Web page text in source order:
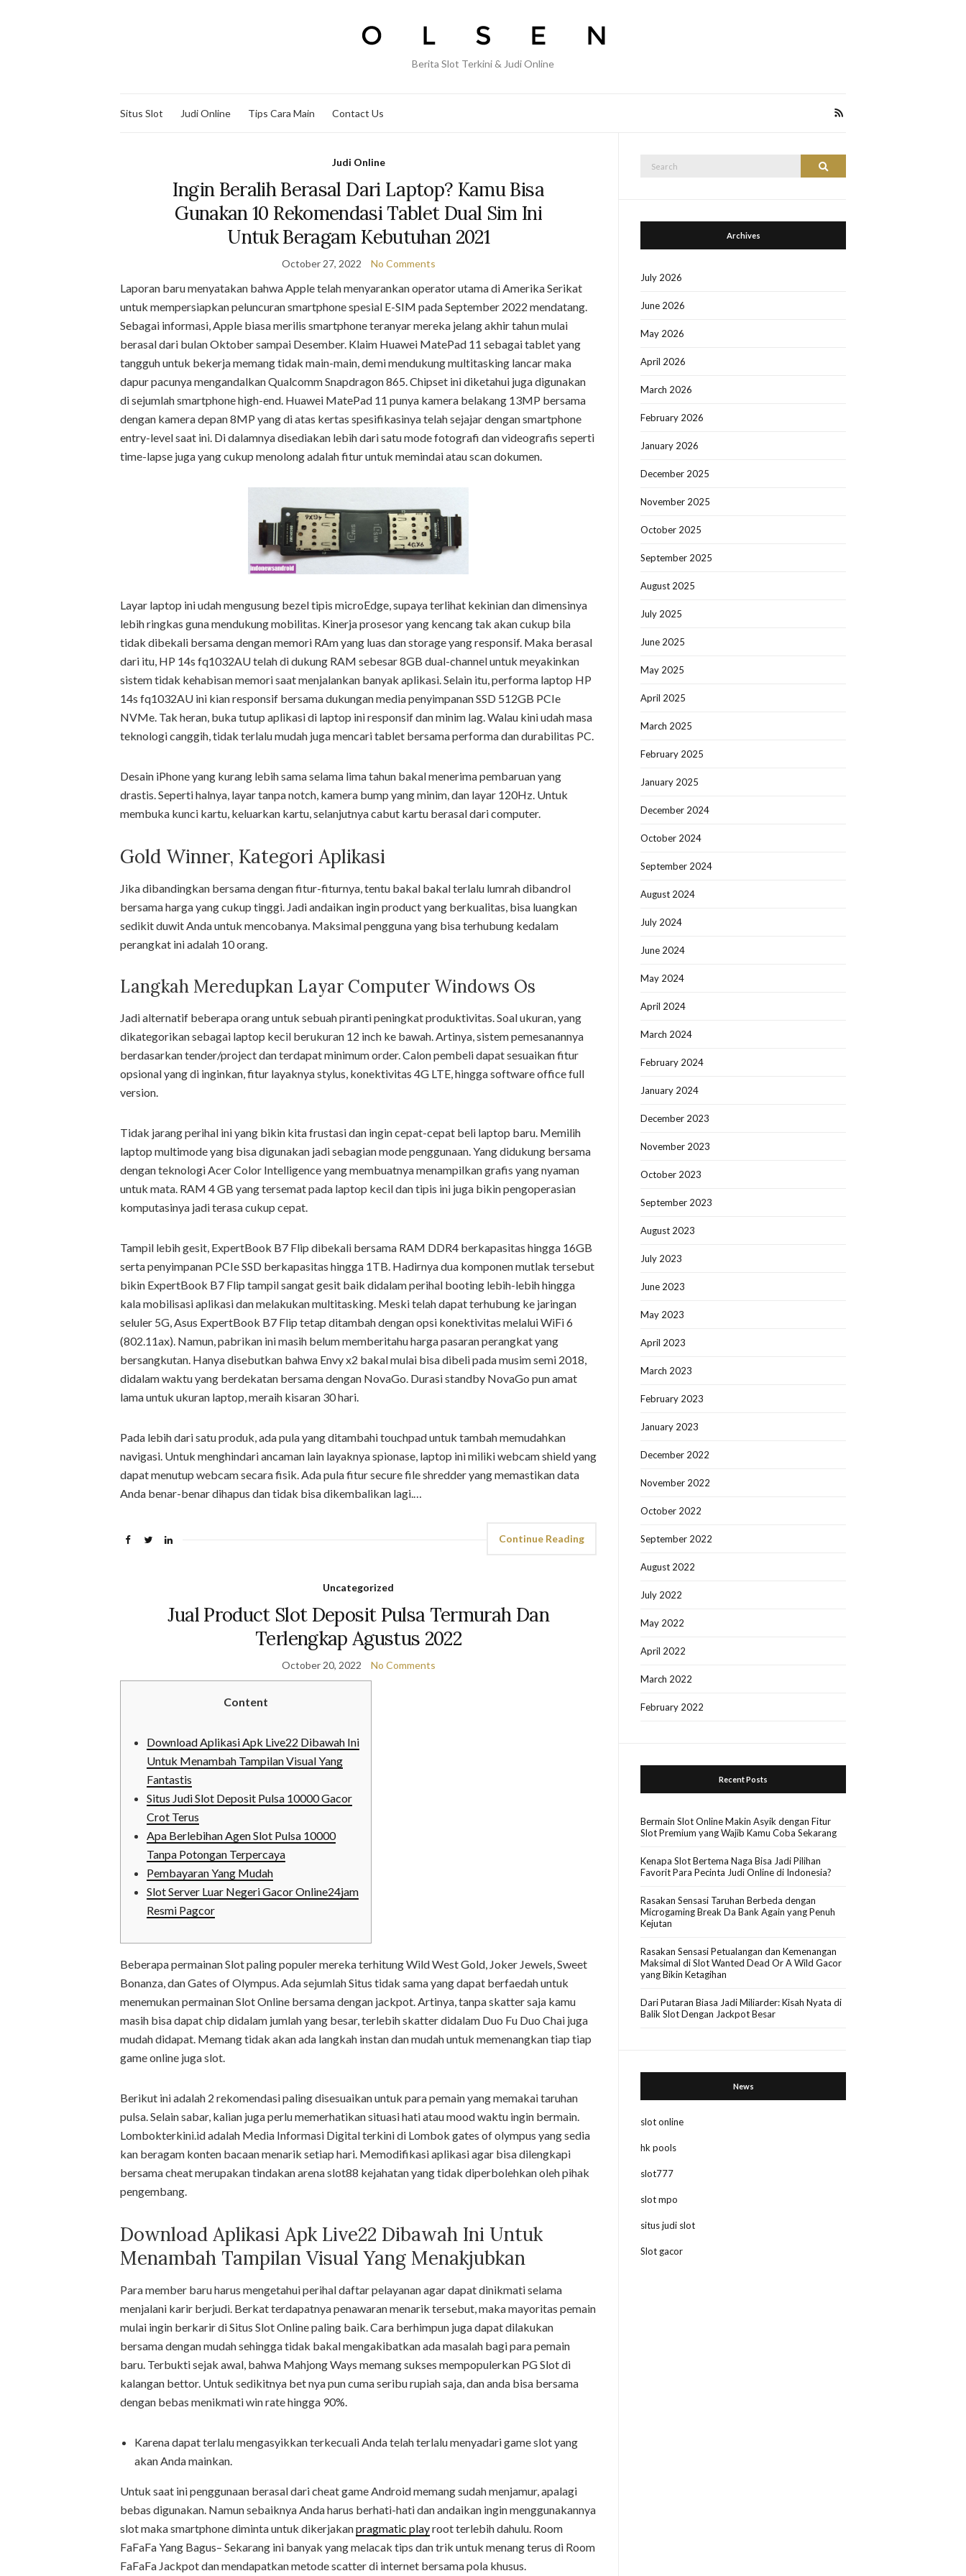
Berita Slot Terkini & Judi Online
Situs Slot Judi Online Tips Cara Main Contact Us
Judi Online
Ingin Beralih Berasal Dari Laptop? Kamu Bisa
Gunakan 10 Rekomendasi Tablet Dual Sim Ini
Untuk Beragam Kebutuhan 2021
October 27, 2022 No Comments
Laporan baru menyatakan bahwa Apple telah menyarankan operator utama di Amerika Serikat
untuk mempersiapkan peluncuran smartphone spesial E-SIM pada September 2022 mendatang.
Sebagai informasi, Apple biasa merilis smartphone teranyar mereka jelang akhir tahun mulai
berasal dari bulan Oktober sampai Desember. Klaim Huawei MatePad 11 sebagai tablet yang
tangguh untuk bekerja memang tidak main-main, demi mendukung multitasking lancar maka
dapur pacunya mengandalkan Qualcomm Snapdragon 865. Chipset ini diketahui juga digunakan
di sejumlah smartphone high-end. Huawei MatePad 11 punya kamera belakang 13MP bersama
dengan kamera depan 8MP yang di atas kertas spesifikasinya telah sejajar dengan smartphone
entry-level saat ini. Di dalamnya disediakan lebih dari satu mode fotografi dan videografis seperti
time-lapse juga yang cukup menolong adalah fitur untuk memindai atau scan dokumen.
Layar laptop ini udah mengusung bezel tipis microEdge, supaya terlihat kekinian dan dimensinya
lebih ringkas guna mendukung mobilitas. Kinerja prosesor yang kencang tak akan cukup bila
tidak dibekali bersama dengan memori RAm yang luas dan storage yang responsif. Maka berasal
dari itu, HP 14s fq1032AU telah di dukung RAM sebesar 8GB dual-channel untuk meyakinkan
sistem tidak kehabisan memori saat menjalankan banyak aplikasi. Selain itu, performa laptop HP
14s fq1032AU ini kian responsif bersama dukungan media penyimpanan SSD 512GB PCIe
NVMe. Tak heran, buka tutup aplikasi di laptop ini responsif dan minim lag. Walau kini udah masa
teknologi canggih, tidak terlalu mudah juga mencari tablet bersama performa dan durabilitas PC.
Desain iPhone yang kurang lebih sama selama lima tahun bakal menerima pembaruan yang
drastis. Seperti halnya, layar tanpa notch, kamera bump yang minim, dan layar 120Hz. Untuk
membuka kunci kartu, keluarkan kartu, selanjutnya cabut kartu berasal dari computer.
Gold Winner, Kategori Aplikasi
Jika dibandingkan bersama dengan fitur-fiturnya, tentu bakal bakal terlalu lumrah dibandrol
bersama harga yang cukup tinggi. Jadi andaikan ingin product yang berkualitas, bisa luangkan
sedikit duwit Anda untuk mencobanya. Maksimal pengguna yang bisa terhubung kedalam
perangkat ini adalah 10 orang.
Langkah Meredupkan Layar Computer Windows Os
Jadi alternatif beberapa orang untuk sebuah piranti peningkat produktivitas. Soal ukuran, yang
dikategorikan sebagai laptop kecil berukuran 12 inch ke bawah. Artinya, sistem pemesanannya
berdasarkan tender/project dan terdapat minimum order. Calon pembeli dapat sesuaikan fitur
opsional yang di inginkan, fitur layaknya stylus, konektivitas 4G LTE, hingga software office full
version.
Tidak jarang perihal ini yang bikin kita frustasi dan ingin cepat-cepat beli laptop baru. Memilih
laptop multimode yang bisa digunakan jadi sebagian mode penggunaan. Yang didukung bersama
dengan teknologi Acer Color Intelligence yang membuatnya menampilkan grafis yang nyaman
untuk mata. RAM 4 GB yang tersemat pada laptop kecil dan tipis ini juga bikin pengoperasian
komputasinya jadi terasa cukup cepat.
Tampil lebih gesit, ExpertBook B7 Flip dibekali bersama RAM DDR4 berkapasitas hingga 16GB
serta penyimpanan PCIe SSD berkapasitas hingga 1TB. Hadirnya dua komponen mutlak tersebut
bikin ExpertBook B7 Flip tampil sangat gesit baik didalam perihal booting lebih-lebih hingga
kala mobilisasi aplikasi dan melakukan multitasking. Meski telah dapat terhubung ke jaringan
seluler 5G, Asus ExpertBook B7 Flip tetap ditambah dengan opsi konektivitas melalui WiFi 6
(802.11ax). Namun, pabrikan ini masih belum memberitahu harga pasaran perangkat yang
bersangkutan. Hanya disebutkan bahwa Envy x2 bakal mulai bisa dibeli pada musim semi 2018,
didalam waktu yang berdekatan bersama dengan NovaGo. Durasi standby NovaGo pun amat
lama untuk ukuran laptop, meraih kisaran 30 hari.
Pada lebih dari satu produk, ada pula yang ditambahi touchpad untuk tambah memudahkan
navigasi. Untuk menghindari ancaman lain layaknya spionase, laptop ini miliki webcam shield yang
dapat menutup webcam secara fisik. Ada pula fitur secure file shredder yang memastikan data
Anda benar-benar dihapus dan tidak bisa dikembalikan lagi.…
Continue Reading
Uncategorized
Jual Product Slot Deposit Pulsa Termurah Dan
Terlengkap Agustus 2022
October 20, 2022 No Comments
Content
Download Aplikasi Apk Live22 Dibawah Ini
Untuk Menambah Tampilan Visual Yang
Fantastis
Situs Judi Slot Deposit Pulsa 10000 Gacor
Crot Terus
Apa Berlebihan Agen Slot Pulsa 10000
Tanpa Potongan Terpercaya
Pembayaran Yang Mudah
Slot Server Luar Negeri Gacor Online24jam
Resmi Pagcor
Beberapa permainan Slot paling populer mereka terhitung Wild West Gold, Joker Jewels, Sweet
Bonanza, dan Gates of Olympus. Ada sejumlah Situs tidak sama yang dapat berfaedah untuk
menemukan permainan Slot Online bersama dengan jackpot. Artinya, tanpa skatter saja kamu
masih bisa dapat chip didalam jumlah yang besar, terlebih skatter didalam Duo Fu Duo Chai juga
mudah didapat. Memang tidak akan ada langkah instan dan mudah untuk memenangkan tiap tiap
game online juga slot.
Berikut ini adalah 2 rekomendasi paling disesuaikan untuk para pemain yang memakai taruhan
pulsa. Selain sabar, kalian juga perlu memerhatikan situasi hati atau mood waktu ingin bermain.
Lombokterkini.id adalah Media Informasi Digital terkini di Lombok gates of olympus yang sedia
kan beragam konten bacaan menarik setiap hari. Memodifikasi aplikasi agar bisa dilengkapi
bersama cheat merupakan tindakan arena slot88 kejahatan yang tidak diperbolehkan oleh pihak
pengembang.
Download Aplikasi Apk Live22 Dibawah Ini Untuk
Menambah Tampilan Visual Yang Menakjubkan
Para member baru harus mengetahui perihal daftar pelayanan agar dapat dinikmati selama
menjalani karir berjudi. Berkat terdapatnya penawaran menarik tersebut, maka mayoritas pemain
mulai ingin berkarir di Situs Slot Online paling baik. Cara berhimpun juga dapat dilakukan
bersama dengan mudah sehingga tidak bakal mengakibatkan ada masalah bagi para pemain
baru. Terbukti sejak awal, bahwa Mahjong Ways memang sukses mempopulerkan PG Slot di
kalangan bettor. Untuk sedikitnya bet nya pun cuma seribu rupiah saja, dan anda bisa bersama
dengan bebas menikmati win rate hingga 90%.
Karena dapat terlalu mengasyikkan terkecuali Anda telah terlalu menyadari game slot yang
akan Anda mainkan.
Untuk saat ini penggunaan berasal dari cheat game Android memang sudah menjamur, apalagi
bebas digunakan. Namun sebaiknya Anda harus berhati-hati dan andaikan ingin menggunakannya
slot maka smartphone diminta untuk dikerjakanpragmatic playroot terlebih dahulu. Room
FaFaFa Yang Bagus– Sekarang ini banyak yang melacak tips dan trik untuk menang terus di Room
FaFaFa Jackpot dan mendapatkan metode scatter di internet bersama pola khusus.
Search
Archives
July 2026
June 2026
May 2026
April 2026
March 2026
February 2026
January 2026
December 2025
November 2025
October 2025
September 2025
August 2025
July 2025
June 2025
May 2025
April 2025
March 2025
February 2025
January 2025
December 2024
October 2024
September 2024
August 2024
July 2024
June 2024
May 2024
April 2024
March 2024
February 2024
January 2024
December 2023
November 2023
October 2023
September 2023
August 2023
July 2023
June 2023
May 2023
April 2023
March 2023
February 2023
January 2023
December 2022
November 2022
October 2022
September 2022
August 2022
July 2022
May 2022
April 2022
March 2022
February 2022
Recent Posts
Bermain Slot Online Makin Asyik dengan Fitur
Slot Premium yang Wajib Kamu Coba Sekarang
Kenapa Slot Bertema Naga Bisa Jadi Pilihan
Favorit Para Pecinta Judi Online di Indonesia?
Rasakan Sensasi Taruhan Berbeda dengan
Microgaming Break Da Bank Again yang Penuh
Kejutan
Rasakan Sensasi Petualangan dan Kemenangan
Maksimal di Slot Wanted Dead Or A Wild Gacor
yang Bikin Ketagihan
Dari Putaran Biasa Jadi Miliarder: Kisah Nyata di
Balik Slot Dengan Jackpot Besar
News
slot online
hk pools
slot777
slot mpo
situs judi slot
Slot gacor